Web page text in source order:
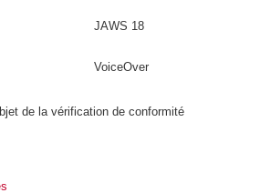
JAWS 18
VoiceOver
de la vérification de conformité